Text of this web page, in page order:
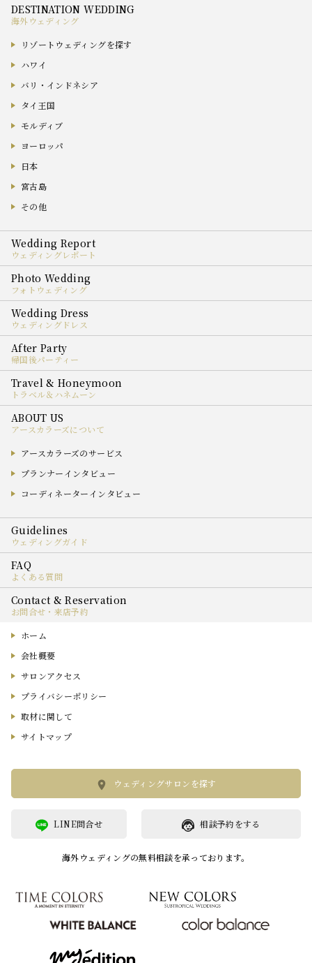
海外ウェディング
リゾートウェディングを探す
ハワイ
バリ・インドネシア
タイ王国
モルディブ
ヨーロッパ
日本
宮古島
その他
ウェディングレポート
フォトウェディング
ウェディングドレス
帰国後パーティー
トラベル＆ハネムーン
アースカラーズについて
アースカラーズのサービス
プランナーインタビュー
コーディネーターインタビュー
ウェディングガイド
よくある質問
お問合せ・来店予約
ホーム
会社概要
サロンアクセス
プライバシーポリシー
取材に関して
サイトマップ
ウェディングサロンを探す
相談予約をする
LINE問合せ
海外ウェディングの無料相談を承っております。